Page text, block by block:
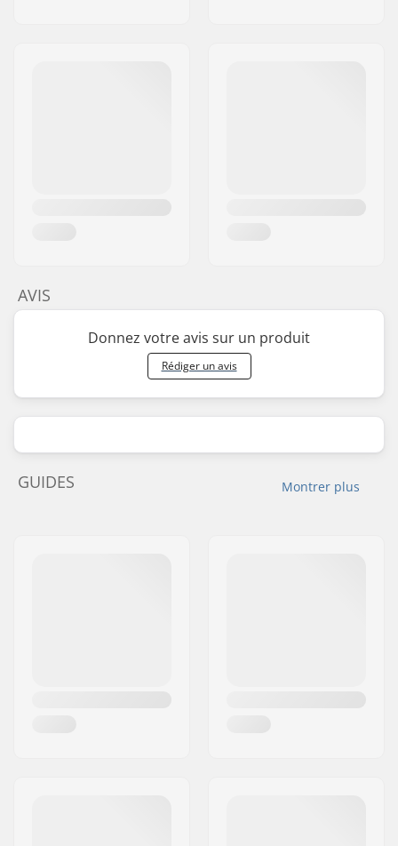
AVIS
Donnez votre avis sur un produit
Rédiger un avis
Montrer plus
GUIDES